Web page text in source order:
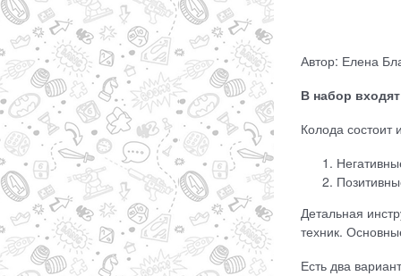
Автор: Елена
В набор
Колода состоит
Детальная
техник.
Есть два